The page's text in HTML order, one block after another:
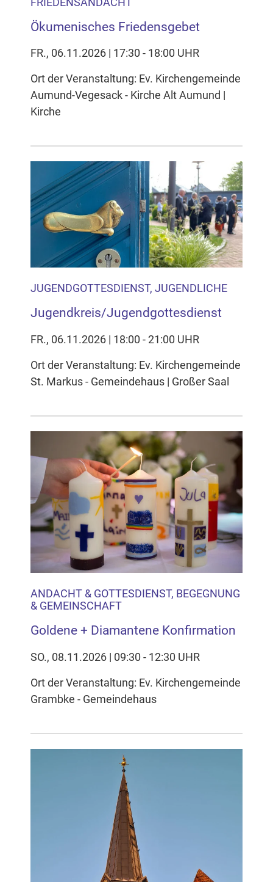
Ökumenisches Friedensgebet
FR., 06.11.2026 | 17:30 - 18:00 UHR
Ort der Veranstaltung: Ev. Kirchengemeinde
Aumund-Vegesack - Kirche Alt Aumund |
Kirche
JUGENDGOTTESDIENST, JUGENDLICHE
Jugendkreis/Jugendgottesdienst
FR., 06.11.2026 | 18:00 - 21:00 UHR
Ort der Veranstaltung: Ev. Kirchengemeinde
St. Markus - Gemeindehaus | Großer Saal
ANDACHT & GOTTESDIENST, BEGEGNUNG
& GEMEINSCHAFT
Goldene + Diamantene Konfirmation
SO., 08.11.2026 | 09:30 - 12:30 UHR
Ort der Veranstaltung: Ev. Kirchengemeinde
Grambke - Gemeindehaus